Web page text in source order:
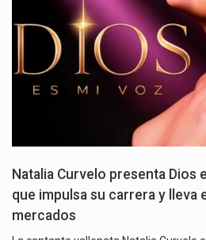
Natalia Curvelo presenta Dios
que impulsa su carrera y lleva
mercados